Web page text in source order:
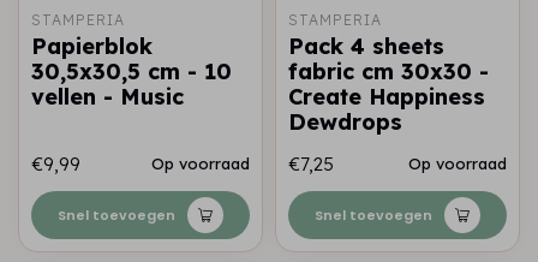
STAMPERIA
Papierblok
30,5x30,5 cm - 10
vellen - Music
€9,99 Op voorraad
Snel toevoegen
STAMPERIA
Pack 4 sheets
fabric cm 30x30 -
Create Happiness
Dewdrops
€7,25 Op voorraad
Snel toevoegen